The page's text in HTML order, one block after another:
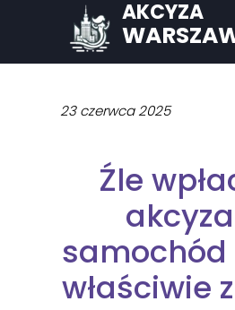
AKCYZA
23 czerwca 2025
Źle
samochód
właściwie